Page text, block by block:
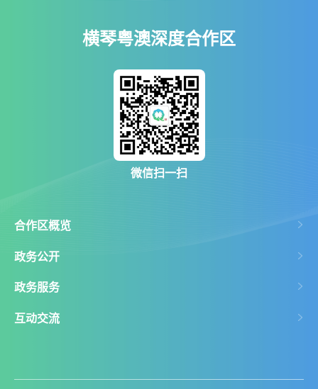
横琴粤澳深度合作区
微信扫一扫
合作区概览
政务公开
政务服务
互动交流